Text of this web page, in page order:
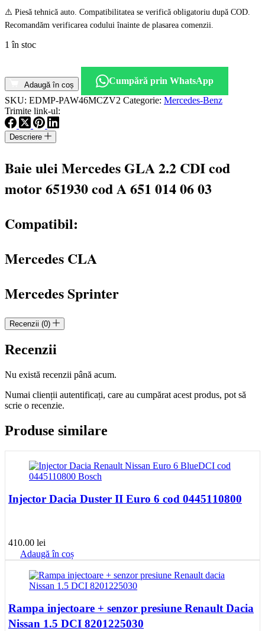
⚠️ Piesă tehnică auto. Compatibilitatea se verifică obligatoriu după COD.
Recomandăm verificarea codului înainte de plasarea comenzii.
1 în stoc
Baie
Mercedes
GLA
2.2
CDI
cod
cod
Adaugă în coș
Cumpără prin WhatsApp
SKU: EDMP-PAW46MCZV2 Categorie: Mercedes-Benz
Trimite link-ul:
Descriere
Baie ulei Mercedes GLA 2.2 CDI cod
motor 651930 cod A 651 014 06 03
Compatibil:
Mercedes CLA
Mercedes Sprinter
Recenzii (0)
Recenzii
Nu există recenzii până acum.
Numai clienții autentificați, care au cumpărat acest produs, pot să
scrie o recenzie.
Produse similare
Injector Dacia Duster II Euro 6 cod 0445110800
410.00 lei
Adaugă în coș
Rampa injectoare + senzor presiune Renault Dacia
Nissan 1.5 DCI 8201225030